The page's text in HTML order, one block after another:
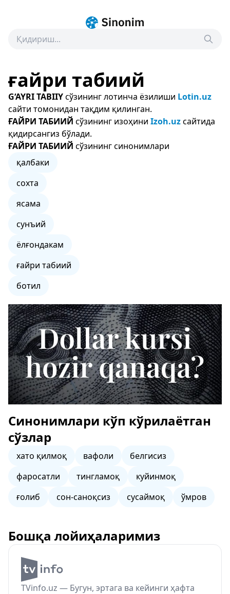
ғайри табиий
G‘AYRI TABIIYсўзининг лотинча ёзилиши Lotin.uz
сайти томонидан тақдим қилинган.
ҒАЙРИ ТАБИИЙ сўзининг изоҳини Izoh.uzсайтида
қидирсангиз бўлади.
ҒАЙРИ ТАБИИЙ сўзининг синонимлари
қалбаки
сохта
ясама
сунъий
ёлғондакам
ғайри табиий
ботил
Синонимлари кўп кўрилаётган
сўзлар
хато қилмоқ вафоли
белгисиз
фаросатли
тингламоқ
куйинмоқ
ғолиб
сон-саноқсиз сусаймоқ ўмров
Бошқа лойиҳаларимиз
TVinfo.uz — Бугун, эртага ва кейинги ҳафта